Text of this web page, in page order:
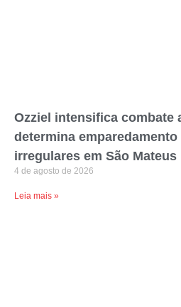
Ozziel intensifica combate
determina emparedamento
irregulares em São Mateus
4 de agosto de 2026
Leia mais »